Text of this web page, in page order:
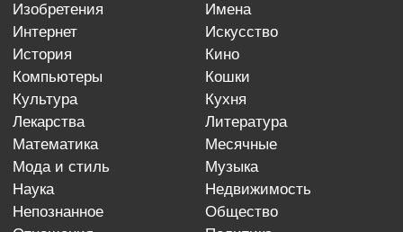
изобретения
имена
интернет
искусство
история
кино
компьютеры
кошки
культура
кухня
лекарства
литература
математика
месячные
мода и стиль
музыка
наука
недвижимость
непознанное
общество